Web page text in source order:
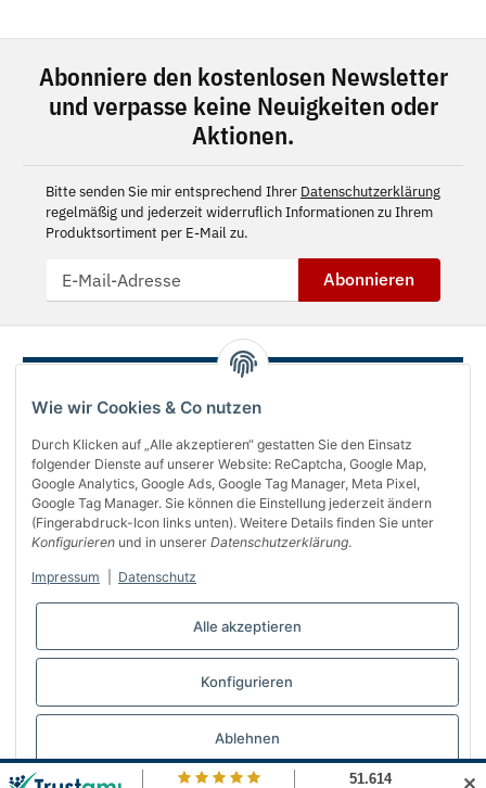
Wie wir Cookies & Co nutzen
Durch Klicken auf „Alle akzeptieren“ gestatten Sie den Einsatz
folgender Dienste auf unserer Website: ReCaptcha, Google Map,
Google Analytics, Google Ads, Google Tag Manager, Meta Pixel,
Google Tag Manager. Sie können die Einstellung jederzeit ändern
(Fingerabdruck-Icon links unten). Weitere Details finden Sie unter
Konfigurieren und in unserer Datenschutzerklärung.
Impressum Datenschutz
Alle akzeptieren
Konfigurieren
Ablehnen
Abonniere den kostenlosen Newsletter
und verpasse keine Neuigkeiten oder
Aktionen.
Bitte senden Sie mir entsprechend Ihrer Datenschutzerklärung
regelmäßig und jederzeit widerruflich Informationen zu Ihrem
Produktsortiment per E-Mail zu.
Abonnieren
Über uns
Informationen
Bequem bezahlen